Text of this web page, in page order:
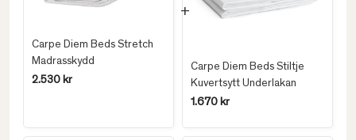
Carpe Diem Beds Stretch
Madrasskydd
2.530 kr
Carpe Diem Beds Stiltje
Kuvertsytt Underlakan
1.670 kr